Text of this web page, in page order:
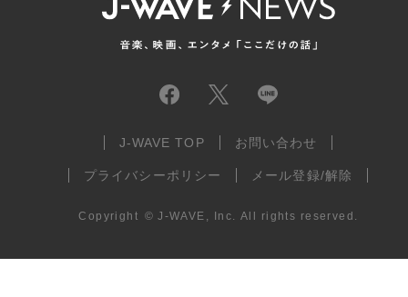
J-WAVE TOP お問い合わせ
プライバシーポリシー メール登録/解除
Copyright © J-WAVE, Inc. All rights reserved.